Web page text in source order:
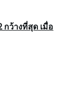
กว้างที่สุด เมื่อ